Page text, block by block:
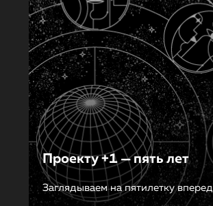
Проекту +1 — пять лет
Заглядываем на пятилетку вперед